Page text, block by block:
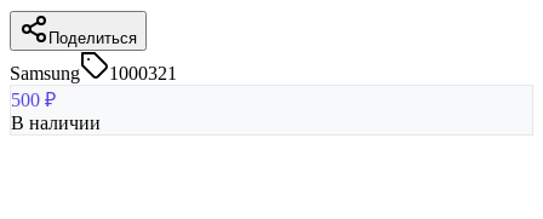
Поделиться
Samsung
1000321
500 ₽
В наличии